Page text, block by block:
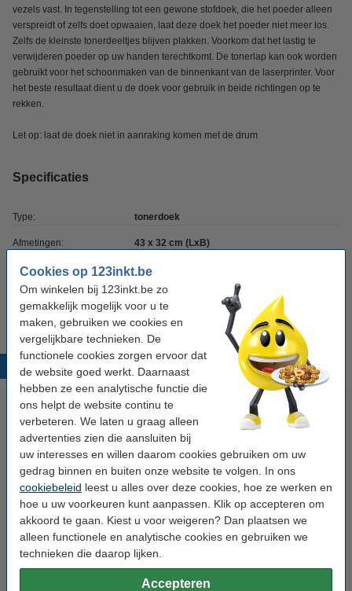
Cookies op 123inkt.be
Om winkelen bij 123inkt.be zo
gemakkelijk mogelijk voor u te
maken, gebruiken we cookies en
vergelijkbare technieken. De
functionele cookies zorgen ervoor dat
de website goed werkt. Daarnaast
hebben ze een analytische functie die
ons helpt de website continu te
verbeteren. We laten u graag alleen
advertenties zien die aansluiten bij
uw interesses en willen daarom cookies gebruiken om uw
gedrag binnen en buiten onze website te volgen. In ons
cookiebeleid leest u alles over deze cookies, hoe ze werken en
hoe u uw voorkeuren kunt aanpassen. Klik op accepteren om
akkoord te gaan. Kiest u voor weigeren? Dan plaatsen we
alleen functionele en analytische cookies en gebruiken we
technieken die daarop lijken.
Accepteren
vezels vast. In tegenstelling tot een gewone stofdoek, die het poeder alleen
verspreidt of zelfs doet opwaaien, laat deze doek het poeder niet meer los.
Zelfs de kleinste tonerdeeltjes blijven plakken. Voorkom dat het lastig te
verwijderen poeder op uw handen terechtkomt. De tonerlap kan ook worden
gebruikt voor het schoonmaken van de binnenkant van de laserprinter. Voor
het beste resultaat dient u de doek voor gebruik in beide richtingen op te
rekken.
Let op: laat de doek niet in aanraking komen met de drum
Specificaties
Type: tonerdoek
Afmetingen: 43 x 32 cm (LxB)
Kleur: geel
Ons artikelnr: 999058
Populaire producten
123accu Xtreme Power MN1500
Penlite AA batterij 24 stuks
€ 14,95 Incl. 21% btw
123accu Xtreme Power MN2400
Micro AAA batterij 24 stuks
€ 14,95 Incl. 21% btw